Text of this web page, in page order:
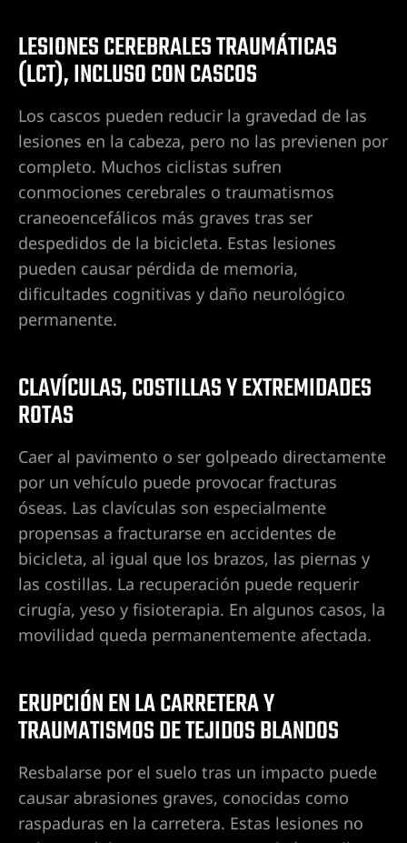
LESIONES CEREBRALES TRAUMÁTICAS
(LCT), INCLUSO CON CASCOS
Los cascos pueden reducir la gravedad de las
lesiones en la cabeza, pero no las previenen por
completo. Muchos ciclistas sufren
conmociones cerebrales o traumatismos
craneoencefálicos más graves tras ser
despedidos de la bicicleta. Estas lesiones
pueden causar pérdida de memoria,
dificultades cognitivas y daño neurológico
permanente.
CLAVÍCULAS, COSTILLAS Y EXTREMIDADES
ROTAS
Caer al pavimento o ser golpeado directamente
por un vehículo puede provocar fracturas
óseas. Las clavículas son especialmente
propensas a fracturarse en accidentes de
bicicleta, al igual que los brazos, las piernas y
las costillas. La recuperación puede requerir
cirugía, yeso y fisioterapia. En algunos casos, la
movilidad queda permanentemente afectada.
ERUPCIÓN EN LA CARRETERA Y
TRAUMATISMOS DE TEJIDOS BLANDOS
Resbalarse por el suelo tras un impacto puede
causar abrasiones graves, conocidas como
raspaduras en la carretera. Estas lesiones no
en
en
por
en
la
en